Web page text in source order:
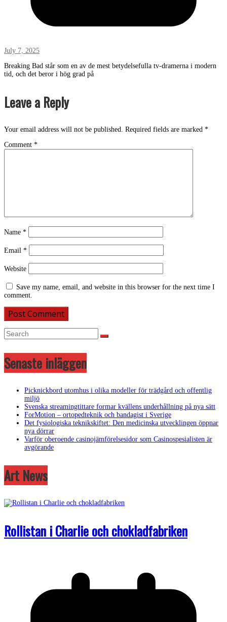
July 7, 2025
Breaking Bad står som en av de mest betydelsefulla tv-dramerna i modern
tid, och det beror i hög grad på
Leave a Reply
Your email address will not be published. Required fields are marked *
Comment *
Name *
Email *
Website
Save my name, email, and website in this browser for the next time I
comment.
Senaste inläggen
Picknickbord utomhus i olika modeller för trädgård och offentlig
miljö
Svenska streamingtittare formar kvällens underhållning på nya sätt
ForMotion – ortopedteknik och bandagist i Sverige
Det fysiologiska teknikskiftet: Den medicinska utvecklingen öppnar
nya dörrar
Varför oberoende casinojämförelsesidor som Casinospesialisten är
avgörande
Art News
Rollistan i Charlie och chokladfabriken